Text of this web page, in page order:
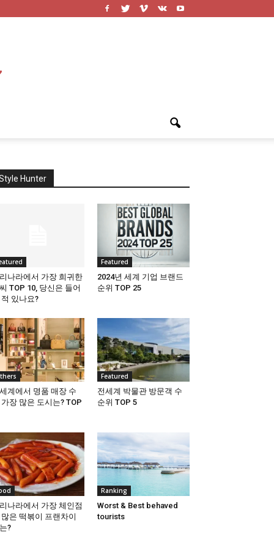
Hunter
나라에서 가장 희귀한
TOP 10, 당신은 들어
적 있나요?
Featured
2024년 세계 기업 브랜드
순위 TOP 25
계에서 명품 매장 수
가장 많은 도시는? TOP
Featured
전세계 박물관 방문객 수
순위 TOP 5
나라에서 가장 체인점
많은 떡볶이 프랜차이
?
Ranking
Worst & Best behaved
tourists